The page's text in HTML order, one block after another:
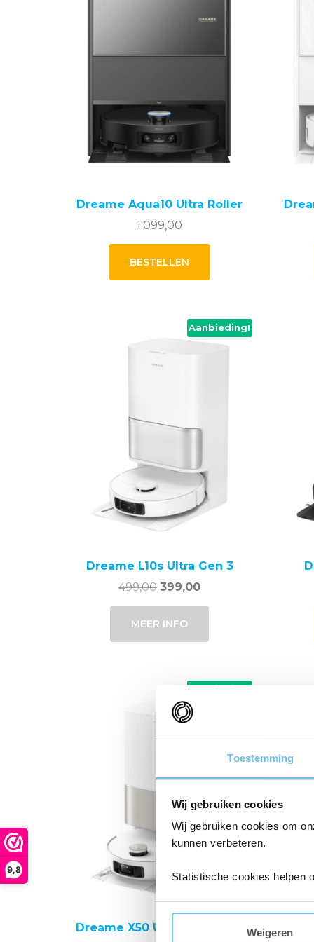
Toestemming
Wij gebruiken cookies
Wij gebruiken cookies om
kunnen verbeteren.
Statistische cookies helpen
Weigeren
9,8
Dreame Aqua10 Ultra Roller
1.099,00
BESTELLEN
Aanbieding!
Dreame L10s Ultra Gen 3
499,00 Oorspronkelijke
prijs
was:
499,00.
399,00Huidige
prijs
399,00.
MEER INFO
Dreame X50 Ultra Complete